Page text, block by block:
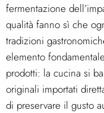
fermentazione
qualità fanno sì che
tradizioni
elemento
prodotti: la cucina si
originali importati
di preservare il gusto